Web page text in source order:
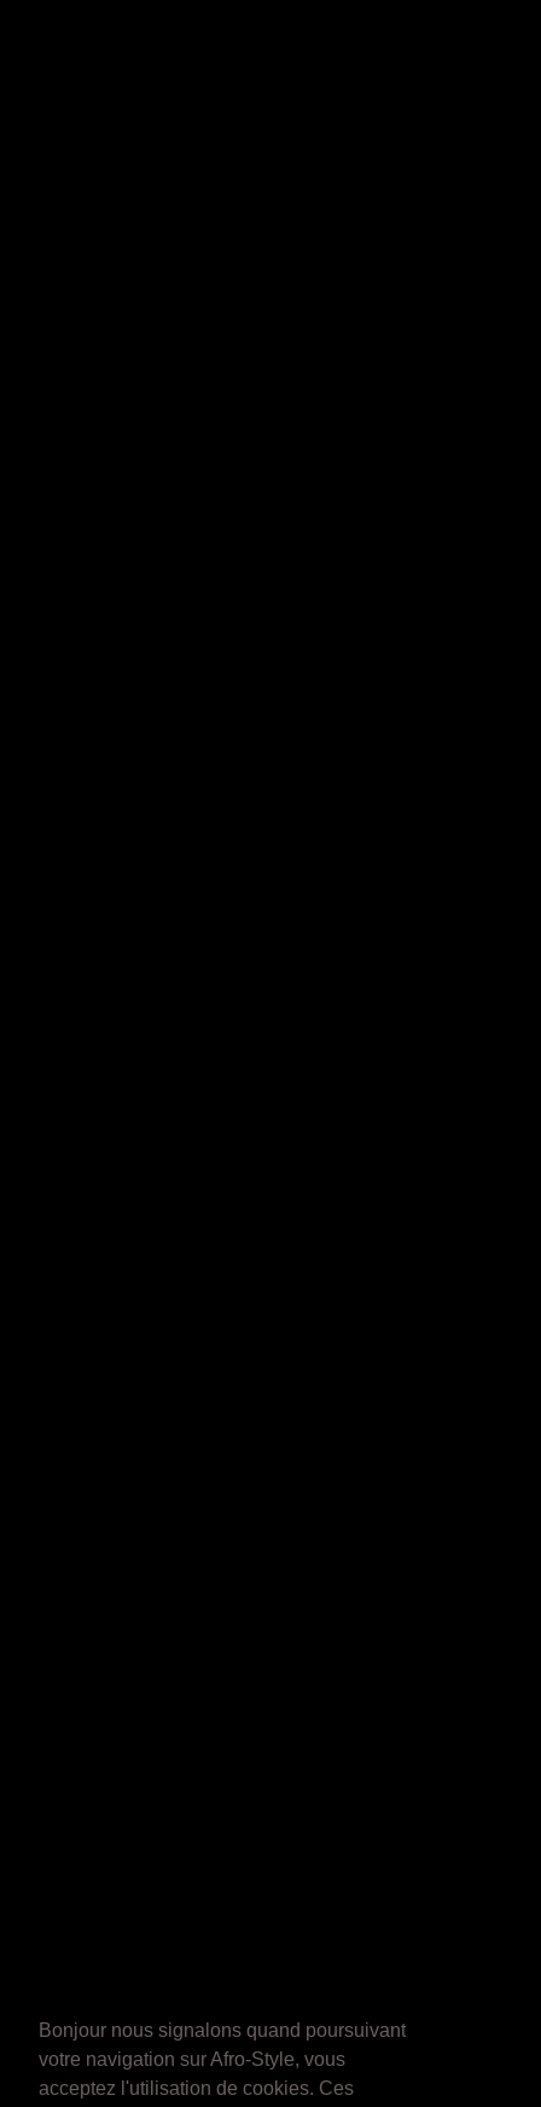
Bonjour nous signalons quand poursuivant
votre navigation sur Afro-Style, vous
acceptez l'utilisation de cookies. Ces